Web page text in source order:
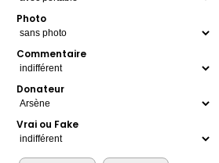
Photo
Commentaire
Donateur
Vrai ou Fake